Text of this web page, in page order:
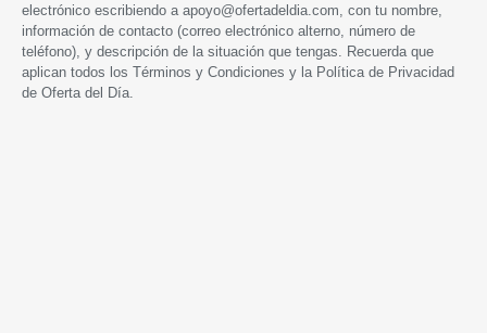
electrónico escribiendo a apoyo@ofertadeldia.com , con tu nombre,
información de contacto (correo electrónico alterno, número de
teléfono), y descripción de la situación que tengas. Recuerda que
aplican todos los Términos y Condiciones y la Política de Privacidad
de Oferta del Día.